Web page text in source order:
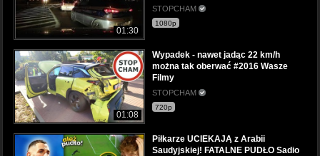
01:30
STOPCHAM
1080p
01:08
Wypadek - nawet jadąc 22 km/h
można tak oberwać #2016 Wasze
Filmy
STOPCHAM
720p
Piłkarze UCIEKAJĄ z Arabii
Saudyjskiej! FATALNE PUDŁO Sadio